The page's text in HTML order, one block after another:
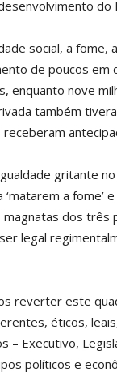
do
social, a fome,
de poucos em
enquanto nove
também
gritante
‘matarem a fome’
magnatas dos três
legal
reverter este
éticos,
– Executivo,
políticos e